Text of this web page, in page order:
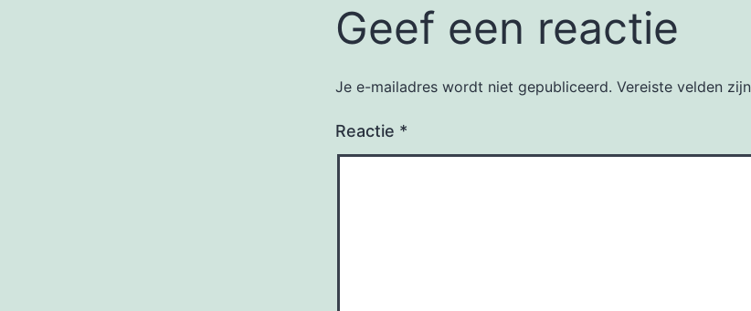
Geef een reactie
Je e-mailadres wordt niet gepubliceerd. Vereiste velden
Reactie *